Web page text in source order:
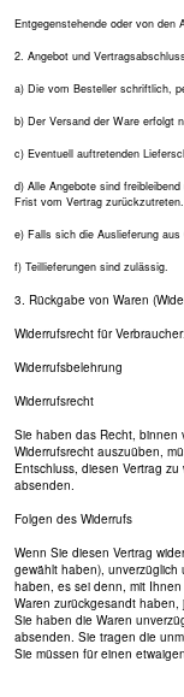
Entgegenstehende oder von den
2. Angebot und Vertragsabschluss
a) Die vom Besteller schriftlich,
b) Der Versand der Ware erfolgt
c) Eventuell auftretenden
d) Alle Angebote sind
Frist vom Vertrag zurückzutreten.
e) Falls sich die Auslieferung
f) Teillieferungen sind zulässig.
3. Rückgabe von Waren
Widerrufsrecht für Verbraucher:
Widerrufsbelehrung
Widerrufsrecht
Sie haben das Recht, binnen
Widerrufsrecht auszuüben,
Entschluss, diesen Vertrag
absenden.
Folgen des Widerrufs
Wenn Sie diesen Vertrag
gewählt haben), unverzüglich
haben, es sei denn, mit
Waren zurückgesandt
Sie haben die Waren
absenden. Sie tragen die
Sie müssen für einen